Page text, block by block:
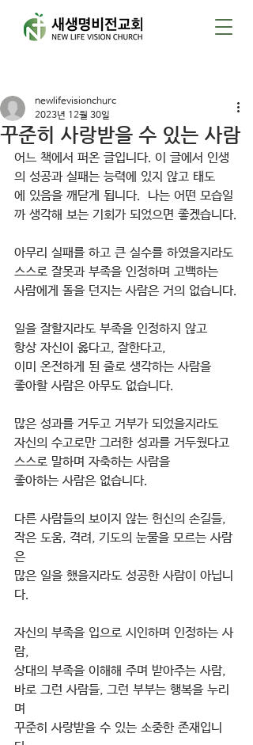
꾸준히 사랑받을 수 있는 사람
newlifevisionchurc
2023년 12월 30일
어느 책에서 퍼온 글입니다. 이 글에서 인생
의 성공과 실패는 능력에 있지 않고 태도
에 있음을 깨닫게 됩니다.  나는 어떤 모습일
까 생각해 보는 기회가 되었으면 좋겠습니다.
아무리 실패를 하고 큰 실수를 하였을지라도
스스로 잘못과 부족을 인정하며 고백하는
사람에게 돌을 던지는 사람은 거의 없습니다.
일을 잘할지라도 부족을 인정하지 않고
항상 자신이 옳다고, 잘한다고,
이미 온전하게 된 줄로 생각하는 사람을
좋아할 사람은 아무도 없습니다.
많은 성과를 거두고 거부가 되었을지라도
자신의 수고로만 그러한 성과를 거두웠다고
스스로 말하며 자축하는 사람을
좋아하는 사람은 없습니다.
다른 사람들의 보이지 않는 헌신의 손길들,
작은 도움, 격려, 기도의 눈물을 모르는 사람
은
많은 일을 했을지라도 성공한 사람이 아닙니
다.
자신의 부족을 입으로 시인하며 인정하는 사
람,
상대의 부족을 이해해 주며 받아주는 사람,
바로 그런 사람들, 그런 부부는 행복을 누리
며
꾸준히 사랑받을 수 있는 소중한 존재입니